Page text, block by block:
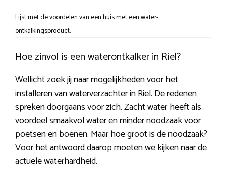
Lijst met de voordelen van een huis met een water-
ontkalkingsproduct.
Hoe zinvol is een waterontkalker in Riel?
Wellicht zoek jij naar mogelijkheden voor het
installeren van waterverzachter in Riel. De redenen
spreken doorgaans voor zich. Zacht water heeft als
voordeel smaakvol water en minder noodzaak voor
poetsen en boenen. Maar hoe groot is de noodzaak?
Voor het antwoord daarop moeten we kijken naar de
actuele waterhardheid.